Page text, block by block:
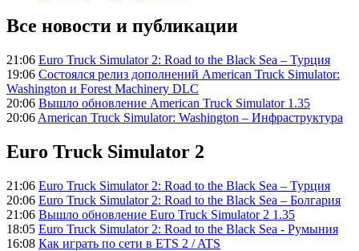
Все новости и публикации
21:06 Euro Truck Simulator 2: Road to the Black Sea – Турция
19:06 Состоялся релиз дополнений American Truck Simulator:
Washington и Forest Machinery DLC
20:06 Вышло обновление American Truck Simulator 1.35
20:06 American Truck Simulator: Washington – Инфраструктура
Euro Truck Simulator 2
21:06 Euro Truck Simulator 2: Road to the Black Sea – Турция
20:06 Euro Truck Simulator 2: Road to the Black Sea – Болгария
21:06 Вышло обновление Euro Truck Simulator 2 1.35
18:05 Euro Truck Simulator 2: Road to the Black Sea - Румыния
16:08 Как играть по сети в ETS 2 / ATS